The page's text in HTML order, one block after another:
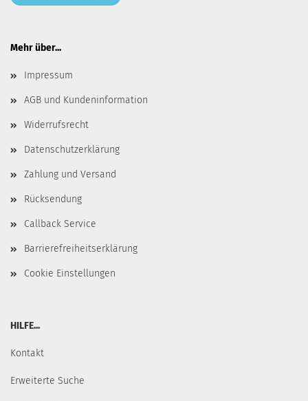
Mehr über...
Impressum
AGB und Kundeninformation
Widerrufsrecht
Datenschutzerklärung
Zahlung und Versand
Rücksendung
Callback Service
Barrierefreiheitserklärung
Cookie Einstellungen
HILFE...
Kontakt
Erweiterte Suche